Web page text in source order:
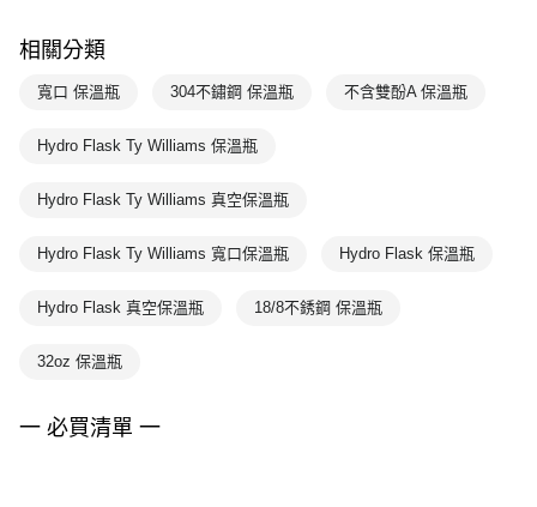
相關分類
寬口 保溫瓶 304不鏽鋼 保溫瓶 不含雙酚A 保溫瓶
Hydro Flask Ty Williams 保溫瓶
Hydro Flask Ty Williams 真空保溫瓶
Hydro Flask Ty Williams 寬口保溫瓶 Hydro Flask 保溫瓶
Hydro Flask 真空保溫瓶 18/8不銹鋼 保溫瓶
32oz 保溫瓶
一 必買清單 一